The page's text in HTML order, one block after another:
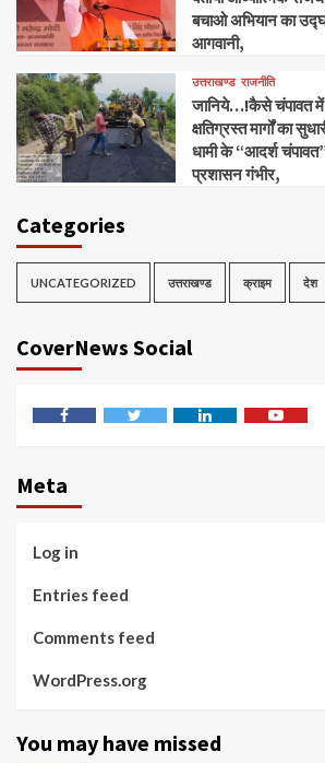
बचाओ अभियान का
आगवानी,
उत्तराखण्ड राजनीति
जानिये…!कैसे चंपावत
क्षतिग्रस्त मार्गों का
धामी के “आदर्श
प्रशासन गंभीर,
Categories
UNCATEGORIZED उत्तराखण्ड क्राइम देश
CoverNews Social
Meta
Log in
Entries feed
Comments feed
WordPress.org
You may have missed